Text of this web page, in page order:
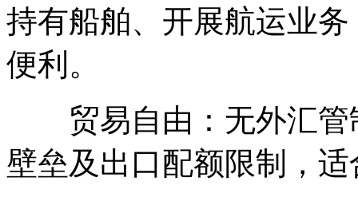
持有船舶、开展航运业
便利。
贸易自由：无外汇管
壁垒及出口配额限制，